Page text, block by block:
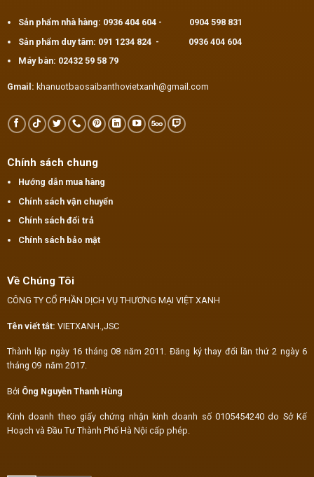
Sản phẩm nhà hàng: 0936 404 604- 0904 598 831
Sản phẩm duy tâm: 091 1234 824 -
0936 404 604
Máy bàn: 02432 59 58 79
Gmail: khanuotbaosaibanthovietxanh@gmail.com
Chính sách chung
Hướng dẫn mua hàng
Chính sách vận chuyển
Chính sách đổi trả
Chính sách bảo mật
Về Chúng Tôi
CÔNG TY CỔ PHẦN DỊCH VỤ THƯƠNG MẠI VIỆT XANH
Tên viết tắt: VIETXANH.,JSC
Thành lập ngày 16 tháng 08 năm 2011. Đăng ký thay đổi lần thứ 2 ngày 6
tháng 09 năm 2017.
Bởi Ông Nguyễn Thanh Hùng
Kinh doanh theo giấy chứng nhận kinh doanh số 0105454240 do Sở Kế
Hoạch và Đầu Tư Thành Phố Hà Nội cấp phép.